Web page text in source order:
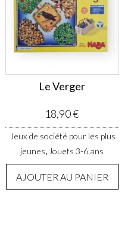
produit a plusieurs variations.
Le Verger
18,90€
Jeux de société pour les plus
jeunes, Jouets 3-6 ans
AJOUTER AU PANIER